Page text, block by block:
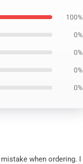
100%
0%
0%
0%
0%
when ordering. I